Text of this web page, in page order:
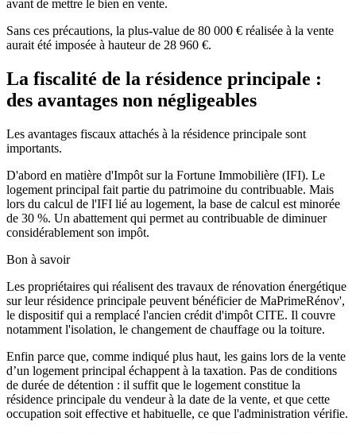
avant de mettre le bien en vente.
Sans ces précautions, la plus-value de 80 000 € réalisée à la vente
aurait été imposée à hauteur de 28 960 €.
La fiscalité de la résidence principale :
des avantages non négligeables
Les avantages fiscaux attachés à la résidence principale sont
importants.
D'abord en matière d'Impôt sur la Fortune Immobilière (IFI). Le
logement principal fait partie du patrimoine du contribuable. Mais
lors du calcul de l'IFI lié au logement, la base de calcul est minorée
de 30 %. Un abattement qui permet au contribuable de diminuer
considérablement son impôt.
Bon à savoir
Les propriétaires qui réalisent des travaux de rénovation énergétique
sur leur résidence principale peuvent bénéficier de MaPrimeRénov',
le dispositif qui a remplacé l'ancien crédit d'impôt CITE. Il couvre
notamment l'isolation, le changement de chauffage ou la toiture.
Enfin parce que, comme indiqué plus haut, les gains lors de la vente
d’un logement principal échappent à la taxation. Pas de conditions
de durée de détention : il suffit que le logement constitue la
résidence principale du vendeur à la date de la vente, et que cette
occupation soit effective et habituelle, ce que l'administration vérifie.